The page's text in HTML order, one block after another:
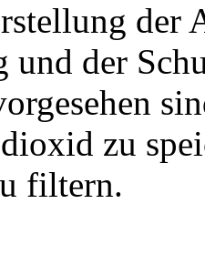
der
und der
zu
filtern.